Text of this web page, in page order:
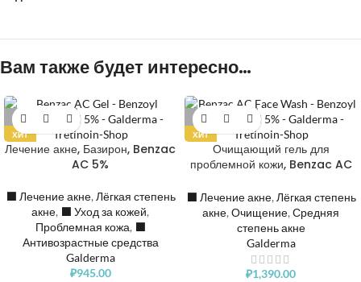
Вам также будет интересно…
РАСПРОДАНО
ХИТ
Лечение акне, Базирон, Benzac
AC 5%
⬛️ Лечение акне, Лёгкая степень
акне, ⬛️ Уход за кожей,
Проблемная кожа, ⬛️
Антивозрастные средства
Galderma
₽945.00
РАСПРОДАНО
ХИТ
Очищающий гель для
проблемной кожи, Benzac AC
⬛️ Лечение акне, Лёгкая степень
акне, Очищение, Средняя
степень акне
Galderma
₽1,390.00